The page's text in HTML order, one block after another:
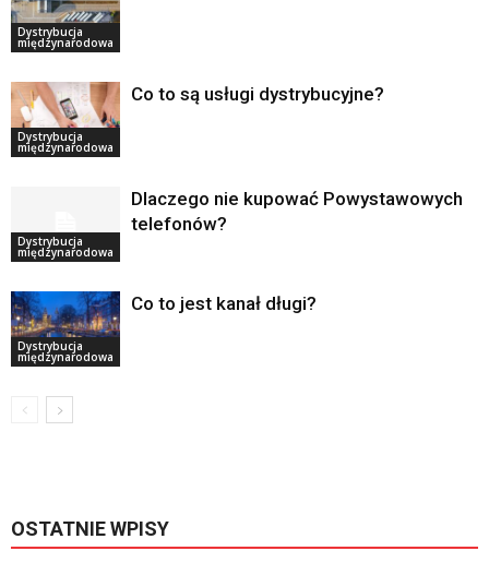
Dystrybucja
międzynarodowa
Dystrybucja
międzynarodowa
Co to są usługi dystrybucyjne?
Dystrybucja
międzynarodowa
Dlaczego nie kupować Powystawowych
telefonów?
Dystrybucja
międzynarodowa
Co to jest kanał długi?
OSTATNIE WPISY